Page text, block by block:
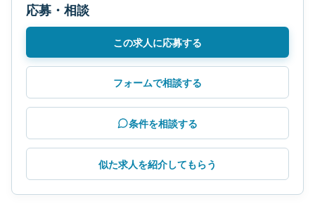
応募・相談
この求人に応募する
フォームで相談する
条件を相談する
似た求人を紹介してもらう